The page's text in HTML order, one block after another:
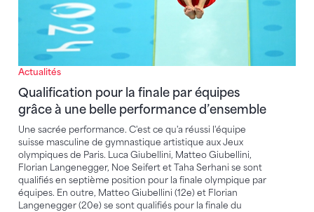
Actualités
Qualification pour la finale par équipes
grâce à une belle performance d’ensemble
Une sacrée performance. C'est ce qu'a réussi l'équipe
suisse masculine de gymnastique artistique aux Jeux
olympiques de Paris. Luca Giubellini, Matteo Giubellini,
Florian Langenegger, Noe Seifert et Taha Serhani se sont
qualifiés en septième position pour la finale olympique par
équipes. En outre, Matteo Giubellini (12e) et Florian
Langenegger (20e) se sont qualifiés pour la finale du